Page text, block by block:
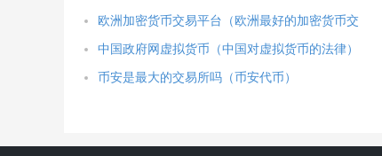
欧洲加密货币交易平台（欧洲最好的加密货币交
中国政府网虚拟货币（中国对虚拟货币的法律）
币安是最大的交易所吗（币安代币）